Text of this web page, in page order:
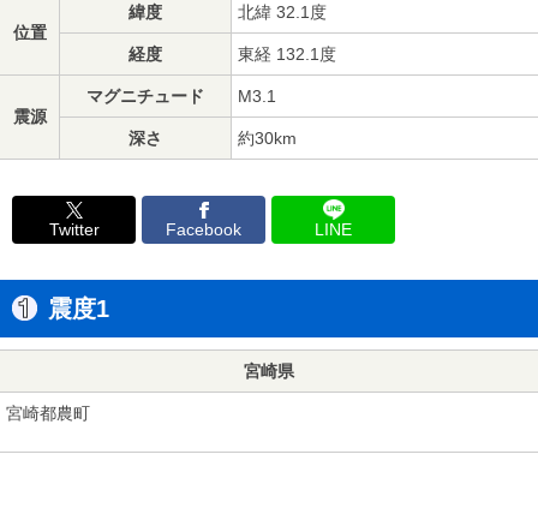
位置
緯度 北緯 32.1度
経度 東経 132.1度
震源
マグニチュード M3.1
深さ 約30km
Twitter Facebook LINE
震度1
宮崎県
宮崎都農町